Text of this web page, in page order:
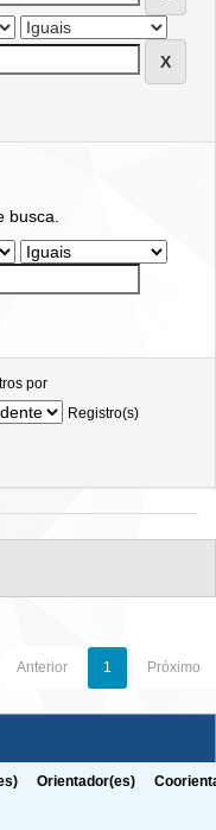
busca.
por
Registro(s)
Anterior 1 Próximo
Orientador(es)